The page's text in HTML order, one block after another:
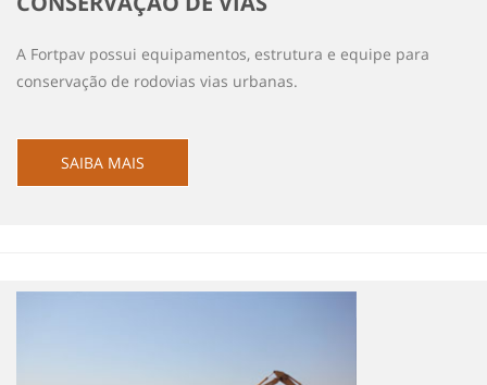
A Fortpav possui equipamentos, estrutura e equipe para
conservação de rodovias vias urbanas.
SAIBA MAIS